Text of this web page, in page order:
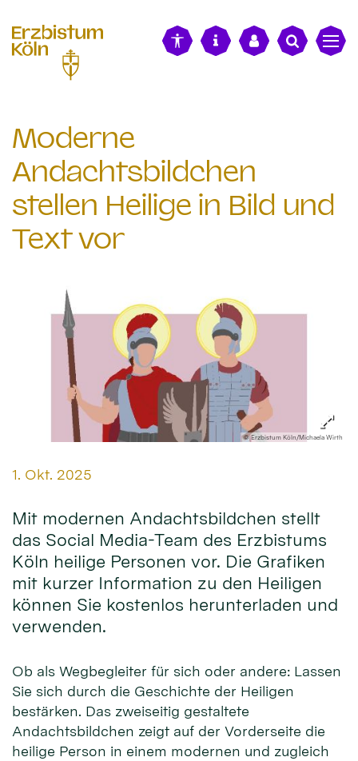
Moderne
Andachtsbildchen
stellen Heilige in Bild und
Text vor
© Erzbistum Köln/Michaela Wirth
Datum:
1. Okt. 2025
Mit modernen Andachtsbildchen stellt
das Social Media-Team des Erzbistums
Köln heilige Personen vor. Die Grafiken
mit kurzer Information zu den Heiligen
können Sie kostenlos herunterladen und
verwenden.
Ob als Wegbegleiter für sich oder andere: Lassen
Sie sich durch die Geschichte der Heiligen
bestärken. Das zweiseitig gestaltete
Andachtsbildchen zeigt auf der Vorderseite die
heilige Person in einem modernen und zugleich